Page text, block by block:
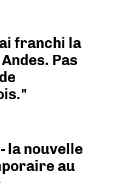
franchi la
Pas
la nouvelle
au